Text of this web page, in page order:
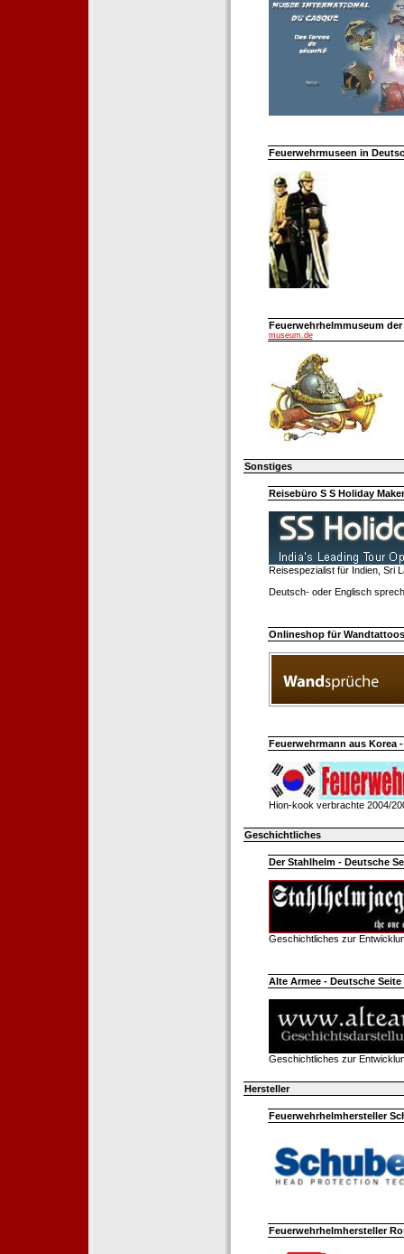
Feuerwehrmuseen in
Feuerwehrhelmmuseum
museum.de
Sonstiges
Reisebüro S S Holiday
Reisespezialist für Indien, Sri
Deutsch- oder Englisch
Onlineshop für Wandtattoos
Feuerwehrmann aus Korea
Hion-kook verbrachte 2004/
Geschichtliches
Der Stahlhelm - Deutsche
Geschichtliches zur
Alte Armee - Deutsche Seite
Geschichtliches zur
Hersteller
Feuerwehrhelmhersteller
Feuerwehrhelmhersteller